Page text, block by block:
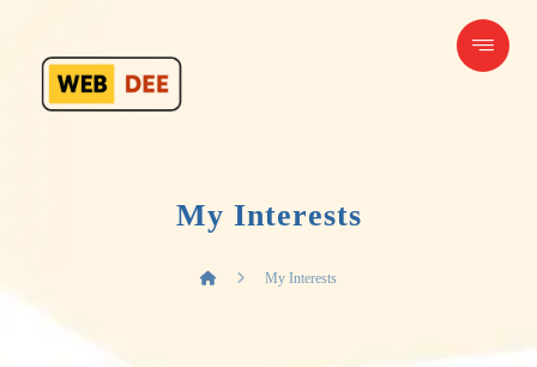
My Interests
My Interests